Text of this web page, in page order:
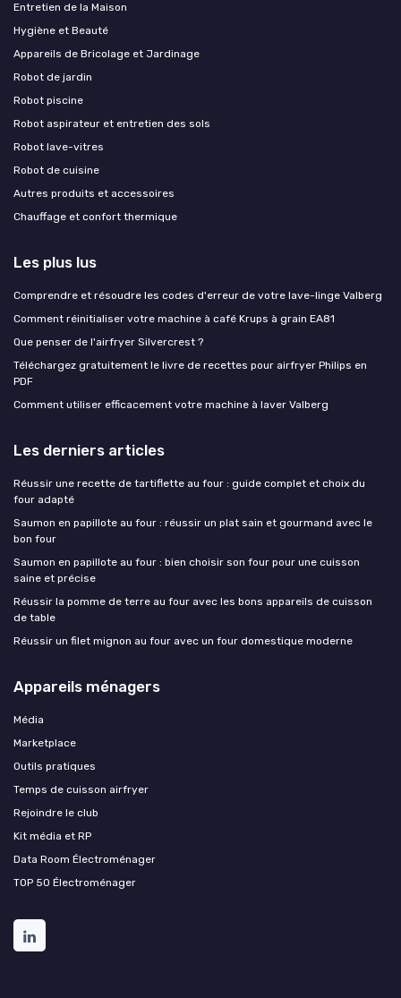
Entretien de la Maison
Hygiène et Beauté
Appareils de Bricolage et Jardinage
Robot de jardin
Robot piscine
Robot aspirateur et entretien des sols
Robot lave-vitres
Robot de cuisine
Autres produits et accessoires
Chauffage et confort thermique
Les plus lus
Comprendre et résoudre les codes d'erreur de votre lave-linge Valberg
Comment réinitialiser votre machine à café Krups à grain EA81
Que penser de l'airfryer Silvercrest ?
Téléchargez gratuitement le livre de recettes pour airfryer Philips en
PDF
Comment utiliser efficacement votre machine à laver Valberg
Les derniers articles
Réussir une recette de tartiflette au four : guide complet et choix du
four adapté
Saumon en papillote au four : réussir un plat sain et gourmand avec le
bon four
Saumon en papillote au four : bien choisir son four pour une cuisson
saine et précise
Réussir la pomme de terre au four avec les bons appareils de cuisson
de table
Réussir un filet mignon au four avec un four domestique moderne
Appareils ménagers
Média
Marketplace
Outils pratiques
Temps de cuisson airfryer
Rejoindre le club
Kit média et RP
Data Room Électroménager
TOP 50 Électroménager